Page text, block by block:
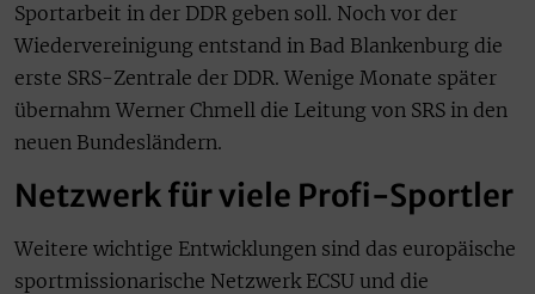
Sportarbeit in der DDR geben soll. Noch vor der
Wiedervereinigung entstand in Bad Blankenburg die
erste SRS-Zentrale der DDR. Wenige Monate später
übernahm Werner Chmell die Leitung von SRS in den
neuen Bundesländern.
Netzwerk für viele Profi-Sportler
Weitere wichtige Entwicklungen sind das europäische
sportmissionarische Netzwerk ECSU und die